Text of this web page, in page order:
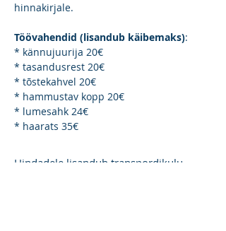
hinnakirjale.
Töövahendid (lisandub käibemaks):
* kännujuurija 20€
* tasandusrest 20€
* tõstekahvel 20€
* hammustav kopp 20€
* lumesahk 24€
* haarats 35€
Hindadele lisandub transpordikulu.